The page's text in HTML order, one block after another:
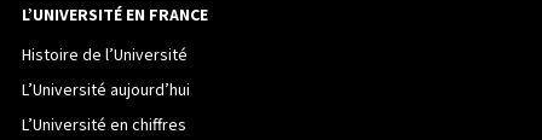
L’UNIVERSITÉ EN FRANCE
Histoire de l’Université
L’Université aujourd’hui
L’Université en chiffres